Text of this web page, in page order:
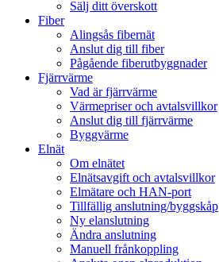
Sälj ditt överskott
Fiber
Alingsås fibernät
Anslut dig till fiber
Pågående fiberutbyggnader
Fjärrvärme
Vad är fjärrvärme
Värmepriser och avtalsvillkor
Anslut dig till fjärrvärme
Byggvärme
Elnät
Om elnätet
Elnätsavgift och avtalsvillkor
Elmätare och HAN-port
Tillfällig anslutning/byggskåp
Ny elanslutning
Ändra anslutning
Manuell frånkoppling